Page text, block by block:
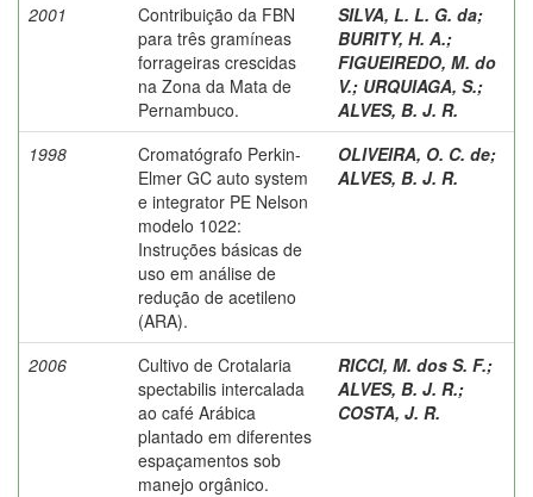
2001
Contribuição da FBN
para três gramíneas
forrageiras crescidas
na Zona da Mata de
Pernambuco.
SILVA, L. L. G. da;
BURITY, H. A.;
FIGUEIREDO, M. do
V.; URQUIAGA, S.;
ALVES, B. J. R.
1998
Cromatógrafo Perkin-
Elmer GC auto system
e integrator PE Nelson
modelo 1022:
Instruções básicas de
uso em análise de
redução de acetileno
(ARA).
OLIVEIRA, O. C. de;
ALVES, B. J. R.
2006
Cultivo de Crotalaria
spectabilis intercalada
ao café Arábica
plantado em diferentes
espaçamentos sob
manejo orgânico.
RICCI, M. dos S. F.;
ALVES, B. J. R.;
COSTA, J. R.